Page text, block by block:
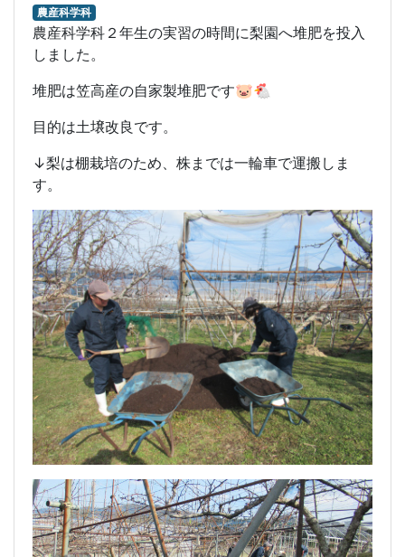
農産科学科
農産科学科２年生の実習の時間に梨園へ堆肥を投入
しました。
堆肥は笠高産の自家製堆肥です🐷🐔
目的は土壌改良です。
↓梨は棚栽培のため、株までは一輪車で運搬しま
す。